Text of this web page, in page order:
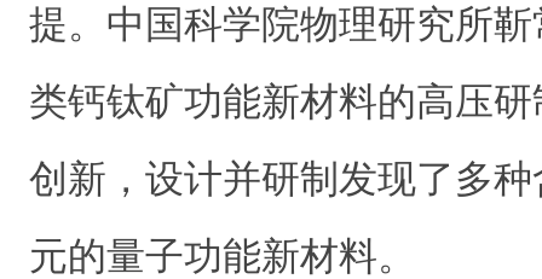
提。中国科学院物理研究所
类钙钛矿功能新材料的高压
创新，设计并研制发现了多
元的量子功能新材料。